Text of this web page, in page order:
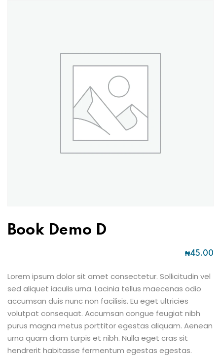
Book Demo D
₦45.00
Lorem ipsum dolor sit amet consectetur. Sollicitudin vel
sed aliquet iaculis urna. Lacinia tellus maecenas odio
accumsan duis nunc non facilisis. Eu eget ultricies
volutpat consequat. Accumsan congue feugiat nibh
purus magna metus porttitor egestas aliquam. Aenean
urna quam diam turpis et nibh. Nulla eget cras sit
hendrerit habitasse fermentum egestas egestas.